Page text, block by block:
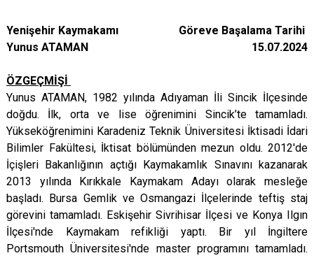
Yenişehir Kaymakamı
Göreve Başalama Tarihi
Yunus ATAMAN
15.07.2024
ÖZGEÇMİŞİ
Yunus ATAMAN, 1982 yılında Adıyaman İli Sincik İlçesinde
doğdu. İlk, orta ve lise öğrenimini Sincik’te tamamladı.
Yükseköğrenimini Karadeniz Teknik Üniversitesi İktisadi İdari
Bilimler Fakültesi, İktisat bölümünden mezun oldu. 2012'de
İçişleri Bakanlığının açtığı Kaymakamlık Sınavını kazanarak
2013 yılında Kırıkkale Kaymakam Adayı olarak mesleğe
başladı. Bursa Gemlik ve Osmangazi İlçelerinde teftiş staj
görevini tamamladı. Eskişehir Sivrihisar İlçesi ve Konya Ilgın
İlçesi'nde Kaymakam refikliği yaptı. Bir yıl İngiltere
Portsmouth Üniversitesi'nde master programını tamamladı.